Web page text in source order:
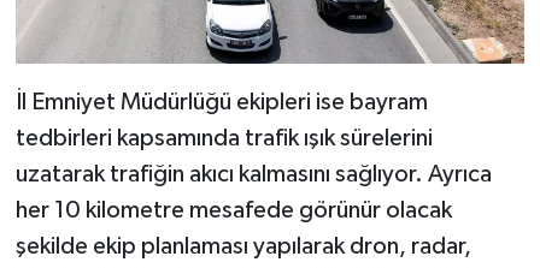
İl Emniyet Müdürlüğü ekipleri ise bayram
tedbirleri kapsamında trafik ışık sürelerini
uzatarak trafiğin akıcı kalmasını sağlıyor. Ayrıca
her 10 kilometre mesafede görünür olacak
şekilde ekip planlaması yapılarak dron, radar,